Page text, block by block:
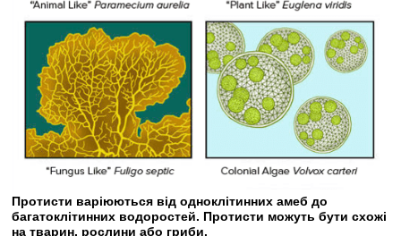
Протисти варіюються від одноклітинних амеб до
багатоклітинних водоростей. Протисти можуть бути схожі
на тварин, рослини або гриби.